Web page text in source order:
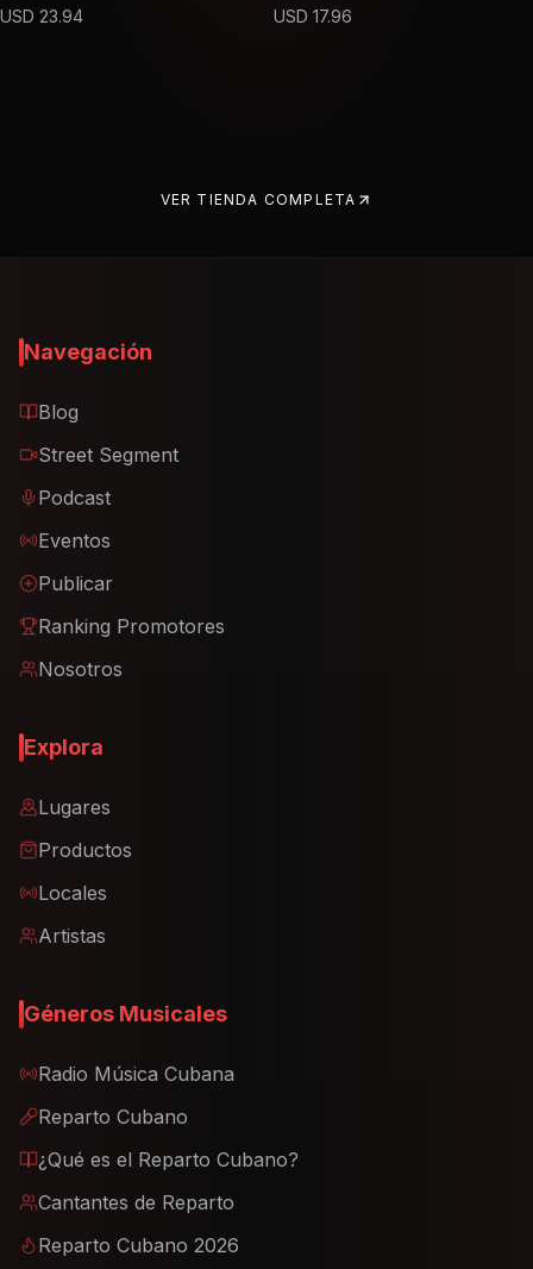
USD 23.94
USD 17.96
VER TIENDA COMPLETA
Navegación
Blog
Street Segment
Podcast
Eventos
Publicar
Ranking Promotores
Nosotros
Explora
Lugares
Productos
Locales
Artistas
Géneros Musicales
Radio Música Cubana
Reparto Cubano
¿Qué es el Reparto Cubano?
Cantantes de Reparto
Reparto Cubano 2026